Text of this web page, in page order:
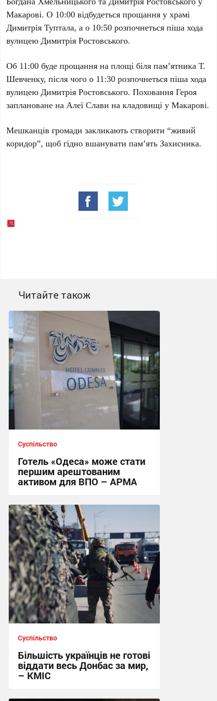
Макарові. О 10:00 відбудеться прощання у храмі
Димитрія Туптала, а о 10:50 розпочнеться піша хода
вулицею Димитрія Ростовського.
Об 11:00 буде прощання на площі біля пам’ятника Т.
Шевченку, після чого о 11:30 розпочнеться піша хода
вулицею Димитрія Ростовського. Поховання Героя
заплановане на Алеї Слави на кладовищі у Макарові.
Мешканців громади закликають створити “живий
коридор”, щоб гідно вшанувати пам’ять Захисника.
Читайте також
Суспільство
Готель «Одеса» може стати
першим арештованим
активом для ВПО – АРМА
04:09 сьогодні
Суспільство
Більшість українців не готові
віддати весь Донбас за мир,
– КМІС